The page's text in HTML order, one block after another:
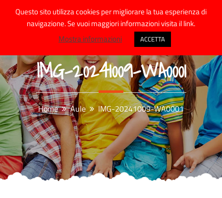
IMG-20241009-WA0001
Home Aule IMG-20241009-WA0001
Questo sito utilizza cookies per migliorare la tua esperienza di
navigazione. Se vuoi maggiori informazioni visita il link.
Mostra informazioni
ACCETTA